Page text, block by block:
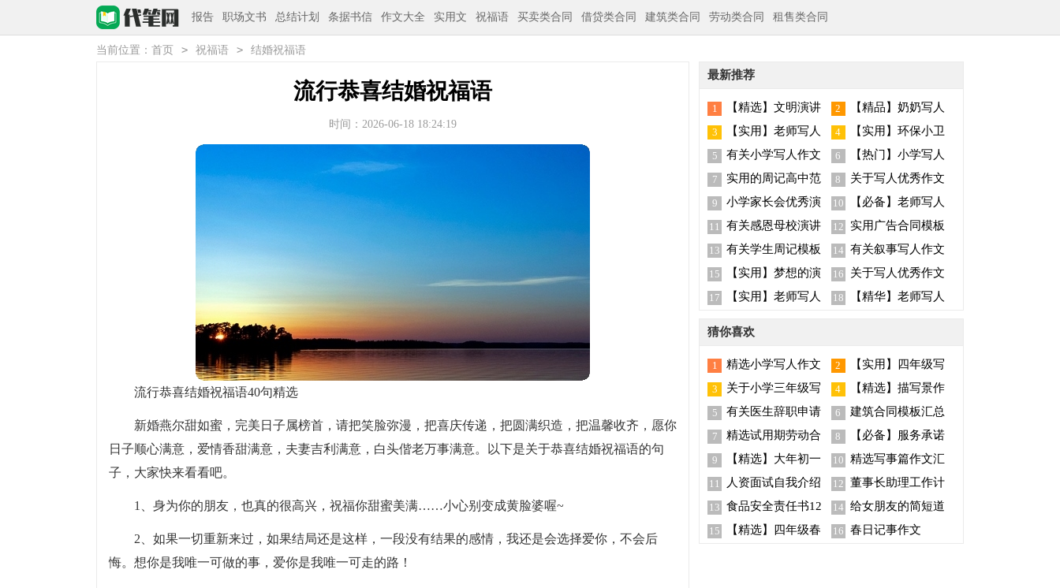
报告 职场文书 总结计划 条据书信 作文大全 实用文 祝福语 买卖类合同 借贷类合同 建筑类合同 劳动类合同 租售类合同
当前位置： 首页 > 祝福语 > 结婚祝福语
流行恭喜结婚祝福语
时间：2026-06-18 18:24:19
流行恭喜结婚祝福语40句精选
新婚燕尔甜如蜜，完美日子属榜首，请把笑脸弥漫，把喜庆传递，把圆满织造，把温馨收齐，愿你
日子顺心满意，爱情香甜满意，夫妻吉利满意，白头偕老万事满意。以下是关于恭喜结婚祝福语的句
子，大家快来看看吧。
1、身为你的朋友，也真的很高兴，祝福你甜蜜美满……小心别变成黄脸婆喔~
2、如果一切重新来过，如果结局还是这样，一段没有结果的感情，我还是会选择爱你，不会后
悔。想你是我唯一可做的事，爱你是我唯一可走的路！
最新推荐
1
【精选】文明演讲
稿模板汇编8篇
2
【精品】奶奶写人
作文集合五篇
3
【实用】老师写人
作文集合六篇
4
【实用】环保小卫
士演讲稿4篇
5
有关小学写人作文
集合8篇
6
【热门】小学写人
作文集合五篇
7
实用的周记高中范
文合集七篇
8
关于写人优秀作文
汇总8篇
9
小学家长会优秀演
讲稿
10
【必备】老师写人
作文集合八篇
11
有关感恩母校演讲
稿汇编五篇
12 实用广告合同模板
集合
13 有关学生周记模板
锦集五篇
14 有关叙事写人作文
集合5篇
15
【实用】梦想的演
讲稿模板集合七篇
16
关于写人优秀作文
300字合集7篇
17
【实用】老师写人
18
【精华】老师写人
猜你喜欢
1
精选小学写人作文
300字汇总8篇
2
【实用】四年级写
事作文合集6篇
3
关于小学三年级写
事作文6篇
4
【精选】描写景作
文300字6篇
5
有关医生辞职申请
书汇编八篇
6
建筑合同模板汇总
八篇
7
精选试用期劳动合
同模板汇总8篇
8
【必备】服务承诺
书模板九篇
9
【精选】大年初一
的作文集锦5篇
10 精选写事篇作文汇
编10篇
11 人资面试自我介绍 12 董事长助理工作计
划15篇
13 食品安全责任书12
篇
14 给女朋友的简短道
歉信
15
【精选】四年级春
16 春日记事作文